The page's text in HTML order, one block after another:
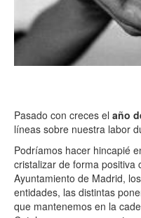
Pasado con creces el año
líneas sobre nuestra labor
Podríamos hacer hincapié
cristalizar de forma positiva
Ayuntamiento de Madrid,
entidades, las distintas
que mantenemos en la